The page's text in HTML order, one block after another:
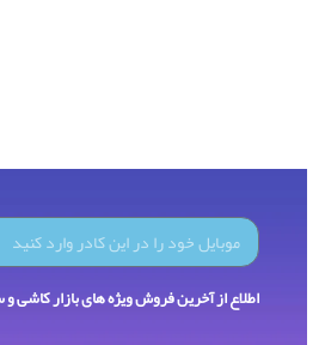
اطلاع از آخرین فروش ویژه های بازار